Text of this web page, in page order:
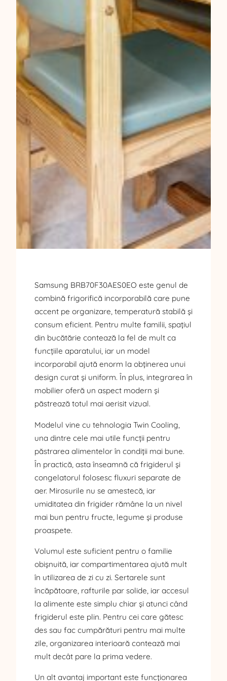
Samsung BRB70F30AES0EO este genul de
combină frigorifică incorporabilă care pune
accent pe organizare, temperatură stabilă și
consum eficient. Pentru multe familii, spațiul
din bucătărie contează la fel de mult ca
funcțiile aparatului, iar un model
incorporabil ajută enorm la obținerea unui
design curat și uniform. În plus, integrarea în
mobilier oferă un aspect modern și
păstrează totul mai aerisit vizual.
Modelul vine cu tehnologia Twin Cooling,
una dintre cele mai utile funcții pentru
păstrarea alimentelor în condiții mai bune.
În practică, asta înseamnă că frigiderul și
congelatorul folosesc fluxuri separate de
aer. Mirosurile nu se amestecă, iar
umiditatea din frigider rămâne la un nivel
mai bun pentru fructe, legume și produse
proaspete.
Volumul este suficient pentru o familie
obișnuită, iar compartimentarea ajută mult
în utilizarea de zi cu zi. Sertarele sunt
încăpătoare, rafturile par solide, iar accesul
la alimente este simplu chiar și atunci când
frigiderul este plin. Pentru cei care gătesc
des sau fac cumpărături pentru mai multe
zile, organizarea interioară contează mai
mult decât pare la prima vedere.
Un alt avantaj important este funcționarea